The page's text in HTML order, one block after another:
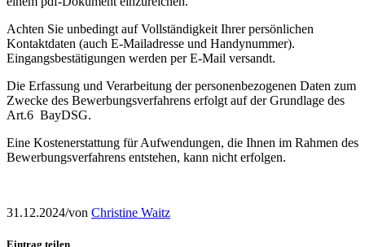
Achten Sie unbedingt auf Vollständigkeit Ihrer persönlichen
Kontaktdaten (auch E-Mailadresse und Handynummer).
Eingangsbestätigungen werden per E-Mail versandt.
Die Erfassung und Verarbeitung der personenbezogenen Daten zum
Zwecke des Bewerbungsverfahrens erfolgt auf der Grundlage des
Art.6 BayDSG.
Eine Kostenerstattung für Aufwendungen, die Ihnen im Rahmen des
Bewerbungsverfahrens entstehen, kann nicht erfolgen.
31.12.2024/von Christine Waitz
Eintrag teilen